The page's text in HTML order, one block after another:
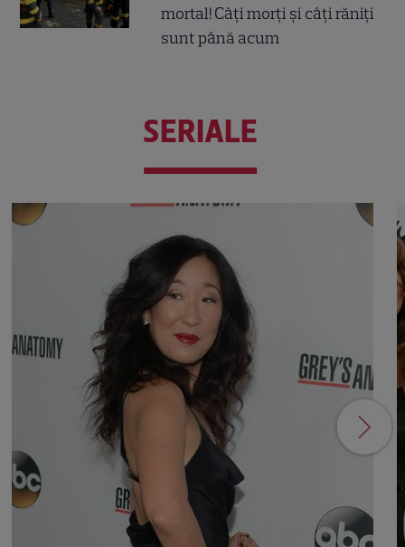
mortal! Câți morți și câți răniți
sunt până acum
SERIALE